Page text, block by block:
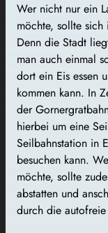
Wer nicht nur ein
möchte, sollte
Denn die Stadt
man auch einmal
dort ein Eis essen
kommen kann. In
der
hierbei um eine
Seilbahnstation in
besuchen kann.
möchte, sollte
abstatten und
durch die